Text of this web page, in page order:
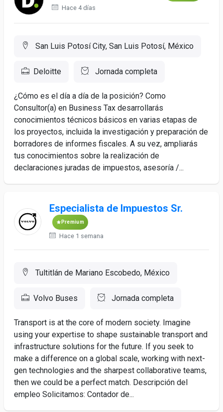
Hace 4 días
San Luis Potosí City, San Luis Potosí, México
Deloitte Jornada completa
¿Cómo es el día a día de la posición? Como
Consultor(a) en Business Tax desarrollarás
conocimientos técnicos básicos en varias etapas de
los proyectos, incluida la investigación y preparación de
borradores de informes fiscales. A su vez, ampliarás
tus conocimientos sobre la realización de
declaraciones juradas de impuestos, asesoría /...
Especialista de Impuestos Sr.
Premium
Hace 1 semana
Tultitlán de Mariano Escobedo, México
Volvo Buses Jornada completa
Transport is at the core of modern society. Imagine
using your expertise to shape sustainable transport and
infrastructure solutions for the future. If you seek to
make a difference on a global scale, working with next-
gen technologies and the sharpest collaborative teams,
then we could be a perfect match. Descripción del
empleo Solicitamos: Contador de...